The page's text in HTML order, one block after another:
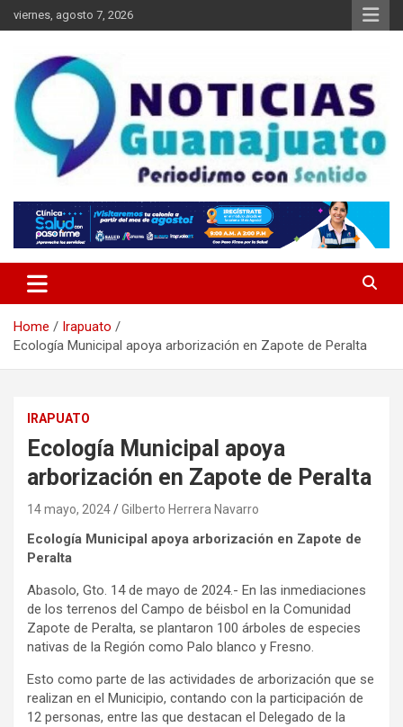
Skip
to
viernes, agosto 7, 2026
Noticias Guanajuato
Home
Irapuato
Ecología Municipal apoya arborización en Zapote de Peralta
IRAPUATO
Ecología Municipal apoya
arborización en Zapote de Peralta
14 mayo, 2024 Gilberto Herrera Navarro
Ecología Municipal apoya arborización en Zapote de
Peralta
Abasolo, Gto. 14 de mayo de 2024.- En las inmediaciones
de los terrenos del Campo de béisbol en la Comunidad
Zapote de Peralta, se plantaron 100 árboles de especies
nativas de la Región como Palo blanco y Fresno.
Esto como parte de las actividades de arborización que se
realizan en el Municipio, contando con la participación de
12 personas, entre las que destacan el Delegado de la